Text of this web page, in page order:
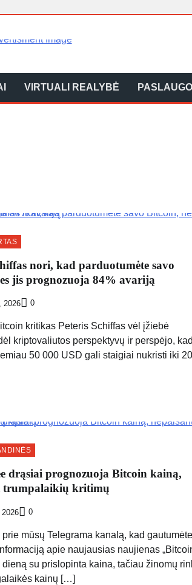
VIRTUALI REALYBĖ
nori, kad parduotumėte savo
jis prognozuoja 84% avariją
2026 0
kritikas Peteris Schiffas vėl įžiebė
kriptovaliutos perspektyvų ir perspėjo, kad
50 000 USD gali staigiai nukristi iki
drąsiai prognozuoja Bitcoin kainą,
trumpalaikių kritimų
0
mūsų Telegrama kanalą, kad gautumėte
apie naujausias naujienas
su prislopinta kaina, tačiau žinomų
kainų […]